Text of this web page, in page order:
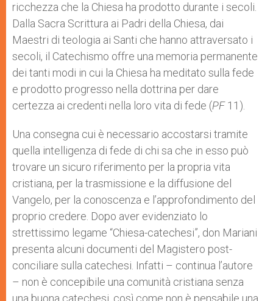
ricchezza che la Chiesa ha prodotto durante i secoli.
Dalla Sacra Scrittura ai Padri della Chiesa, dai
Maestri di teologia ai Santi che hanno attraversato i
secoli, il Catechismo offre una memoria permanente
dei tanti modi in cui la Chiesa ha meditato sulla fede
e prodotto progresso nella dottrina per dare
certezza ai credenti nella loro vita di fede (PF11).
Una consegna cui è necessario accostarsi tramite
quella intelligenza di fede di chi sa che in esso può
trovare un sicuro riferimento per la propria vita
cristiana, per la trasmissione e la diffusione del
Vangelo, per la conoscenza e l’approfondimento del
proprio credere. Dopo aver evidenziato lo
strettissimo legame “Chiesa-catechesi”, don Mariani
presenta alcuni documenti del Magistero post-
conciliare sulla catechesi. Infatti – continua l’autore
– non è concepibile una comunità cristiana senza
una buona catechesi, così come non è pensabile una